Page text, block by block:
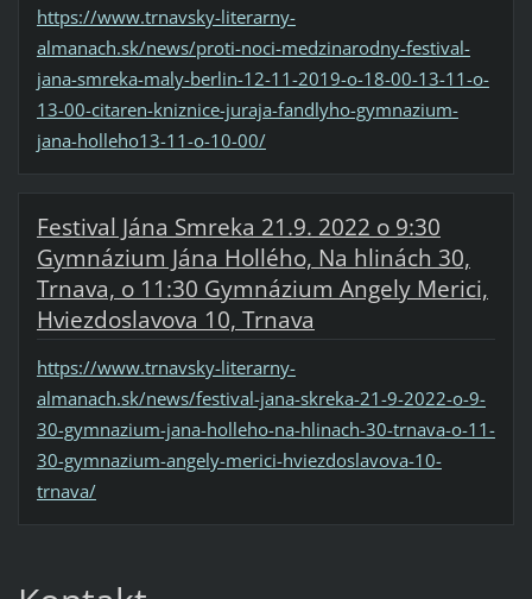
https://www.trnavsky-literarny-
almanach.sk/news/proti-noci-medzinarodny-festival-
jana-smreka-maly-berlin-12-11-2019-o-18-00-13-11-o-
13-00-citaren-kniznice-juraja-fandlyho-gymnazium-
jana-holleho13-11-o-10-00/
Festival Jána Smreka 21.9. 2022 o 9:30
Gymnázium Jána Hollého, Na hlinách 30,
Trnava, o 11:30 Gymnázium Angely Merici,
Hviezdoslavova 10, Trnava
https://www.trnavsky-literarny-
almanach.sk/news/festival-jana-skreka-21-9-2022-o-9-
30-gymnazium-jana-holleho-na-hlinach-30-trnava-o-11-
30-gymnazium-angely-merici-hviezdoslavova-10-
trnava/